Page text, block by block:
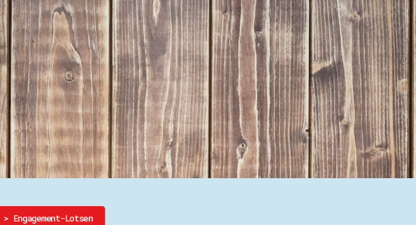
Ehrenamtssuchmaschine
Freiwilliges Soziales
Koordinierungszentren für
Engagierte Stadt
Freiwilligendienste
Freiwilligentage
Hessen hilft Ukraine
Zeig uns dein
Wettbewerb |
Wettbewerb | 80 Jahre
8 Vereine x 80 Jahre x
> Engagement-Lotsen